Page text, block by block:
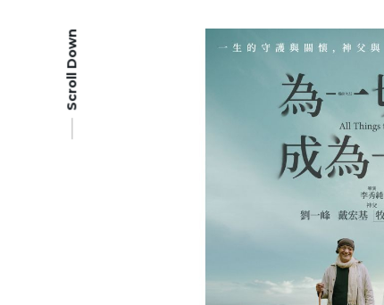
Scroll Down